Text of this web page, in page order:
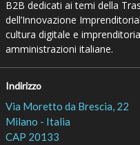
B2B dedicati ai temi della
dell’Innovazione
cultura digitale e
amministrazioni italiane.
Indirizzo
Via Moretto da Brescia, 22
Milano - Italia
CAP 20133